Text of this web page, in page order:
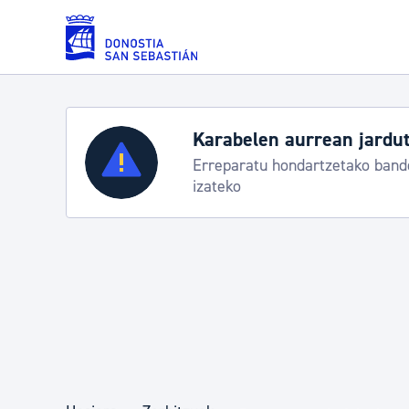
Eduki nagusira joan
Zerbitzuak
Errolda eta gai pertsonalak
Karabelen aurrean
Erreparatu hondartzetako
izateko